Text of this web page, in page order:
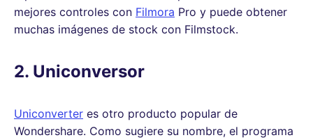
mejores controles con Filmora Pro y puede obtener
muchas imágenes de stock con Filmstock.
2. Uniconversor
Uniconverter es otro producto popular de
Wondershare. Como sugiere su nombre, el programa